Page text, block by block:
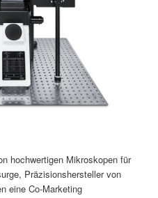
hochwertigen Mikroskopen für
Präzisionshersteller von
eine Co-Marketing